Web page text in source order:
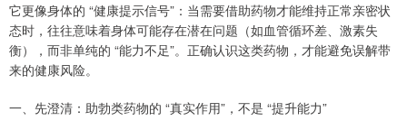
它更像身体的 “健康提示信号”：当需要借助药物才能维持正常亲密状
态时，往往意味着身体可能存在潜在问题（如血管循环差、激素失
衡），而非单纯的 “能力不足”。正确认识这类药物，才能避免误解带
来的健康风险。
一、先澄清：助勃类药物的 “真实作用”，不是 “提升能力”